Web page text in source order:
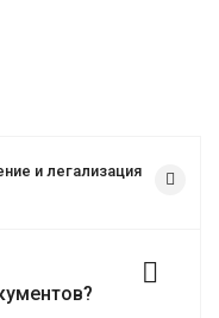
и легализация